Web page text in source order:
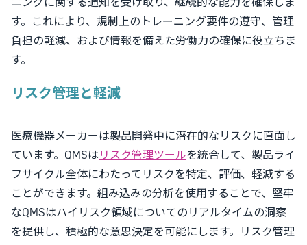
す。これにより、規制上のトレーニング要件の遵守、管理
負担の軽減、および情報を備えた労働力の確保に役立ちま
す。
リスク管理と軽減
医療機器メーカーは製品開発中に潜在的なリスクに直面し
ています。QMSは リスク管理ツールを統合して、製品ライ
フサイクル全体にわたってリスクを特定、評価、軽減する
ことができます。組み込みの分析を使用することで、堅牢
なQMSはハイリスク領域についてのリアルタイムの洞察
を提供し、積極的な意思決定を可能にします。リスク管理